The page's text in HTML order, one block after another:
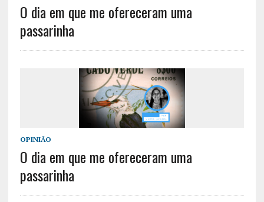
O dia em que me ofereceram uma
passarinha
OPINIÃO
O dia em que me ofereceram uma
passarinha